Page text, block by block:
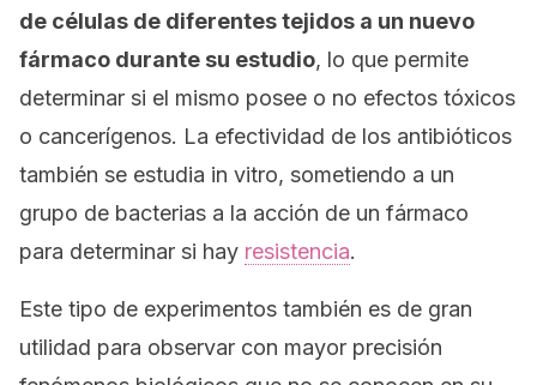
de células de diferentes tejidos a un nuevo
fármaco durante su estudio, lo que permite
determinar si el mismo posee o no efectos tóxicos
o cancerígenos. La efectividad de los antibióticos
también se estudia in vitro, sometiendo a un
grupo de bacterias a la acción de un fármaco
para determinar si hay resistencia.
Este tipo de experimentos también es de gran
utilidad para observar con mayor precisión